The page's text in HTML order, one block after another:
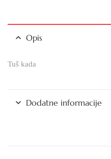
Opis
Tuš kada
Dodatne informacije